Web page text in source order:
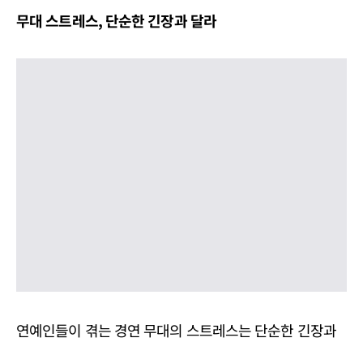
무대 스트레스, 단순한 긴장과 달라
연예인들이 겪는 경연 무대의 스트레스는 단순한 긴장과